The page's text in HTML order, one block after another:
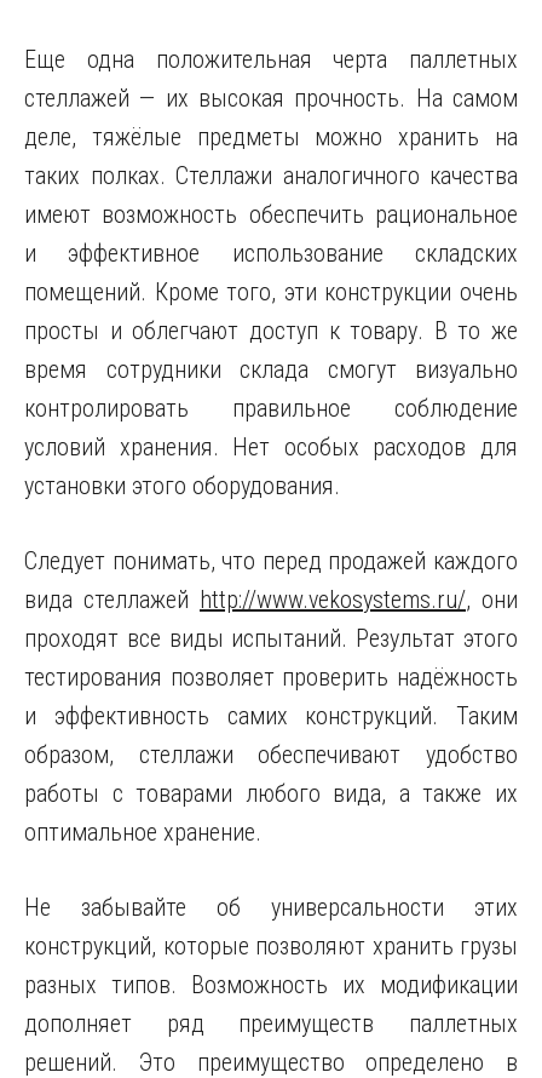
Еще одна положительная черта паллетных
стеллажей — их высокая прочность. На самом
деле, тяжёлые предметы можно хранить на
таких полках. Стеллажи аналогичного качества
имеют возможность обеспечить рациональное
и эффективное использование складских
помещений. Кроме того, эти конструкции очень
просты и облегчают доступ к товару. В то же
время сотрудники склада смогут визуально
контролировать правильное соблюдение
условий хранения. Нет особых расходов для
установки этого оборудования.
Следует понимать, что перед продажей каждого
вида стеллажей http://www.vekosystems.ru/, они
проходят все виды испытаний. Результат этого
тестирования позволяет проверить надёжность
и эффективность самих конструкций. Таким
образом, стеллажи обеспечивают удобство
работы с товарами любого вида, а также их
оптимальное хранение.
Не забывайте об универсальности этих
конструкций, которые позволяют хранить грузы
разных типов. Возможность их модификации
дополняет ряд преимуществ паллетных
решений. Это преимущество определено в